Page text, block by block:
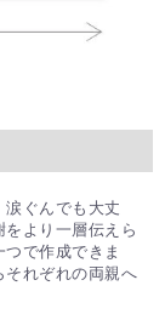
ぐんでも大丈
より一層伝えら
で作成できま
それぞれの両親へ